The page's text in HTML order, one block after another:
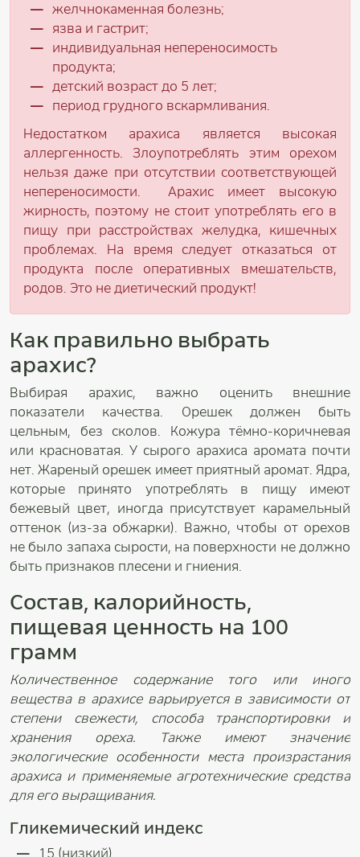
желчнокаменная болезнь;
язва и гастрит;
индивидуальная непереносимость
продукта;
детский возраст до 5 лет;
период грудного вскармливания.
Недостатком арахиса является высокая
аллергенность. Злоупотреблять этим орехом
нельзя даже при отсутствии соответствующей
непереносимости. Арахис имеет высокую
жирность, поэтому не стоит употреблять его в
пищу при расстройствах желудка, кишечных
проблемах. На время следует отказаться от
продукта после оперативных вмешательств,
родов. Это не диетический продукт!
Как правильно выбрать
арахис?
Выбирая арахис, важно оценить внешние
показатели качества. Орешек должен быть
цельным, без сколов. Кожура тёмно-коричневая
или красноватая. У сырого арахиса аромата почти
нет. Жареный орешек имеет приятный аромат. Ядра,
которые принято употреблять в пищу имеют
бежевый цвет, иногда присутствует карамельный
оттенок (из-за обжарки). Важно, чтобы от орехов
не было запаха сырости, на поверхности не должно
быть признаков плесени и гниения.
Состав, калорийность,
пищевая ценность на 100
грамм
Количественное содержание того или иного
вещества в арахисе варьируется в зависимости от
степени свежести, способа транспортировки и
хранения ореха. Также имеют значение
экологические особенности места произрастания
арахиса и применяемые агротехнические средства
для его выращивания.
Гликемический индекс
15 (низкий).